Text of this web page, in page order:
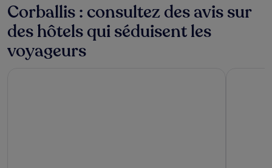
Corballis : consultez des avis sur
des hôtels qui séduisent les
voyageurs